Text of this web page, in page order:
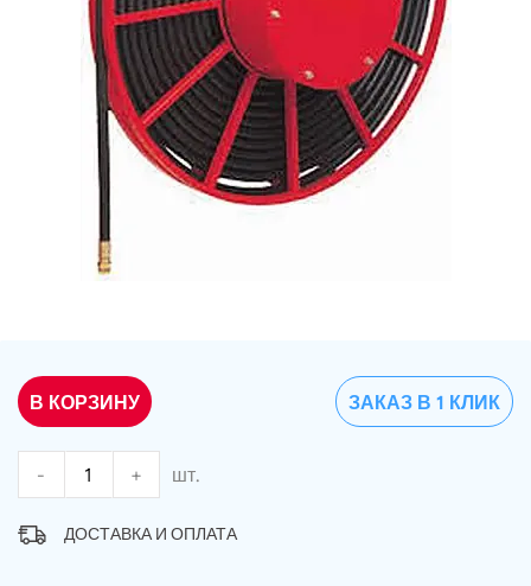
В КОРЗИНУ
- + шт.
ЗАКАЗ В 1 КЛИК
ДОСТАВКА И ОПЛАТА